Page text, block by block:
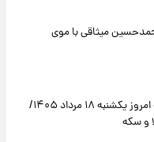
با موی
قیمت طلا و سکه امروز یکشنبه ۱۸ مرداد ۱۴۰۵/